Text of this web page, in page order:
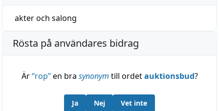
akteroch salong
Rösta på användares bidrag
Är“rop”en bra synonym till ordetauktionsbud?
Ja Nej Vet inte